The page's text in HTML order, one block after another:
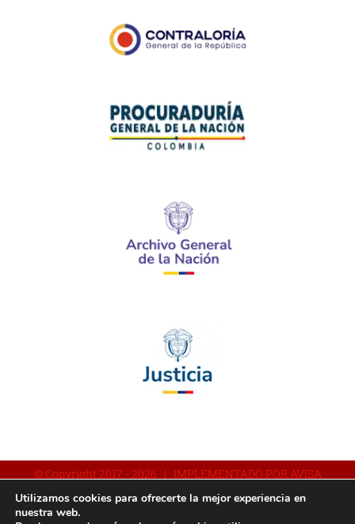
© Copyright 2017 - 2026 | IMPLEMENTADO POR AVISA
Utilizamos cookies para ofrecerte la mejor experiencia en
nuestra web.